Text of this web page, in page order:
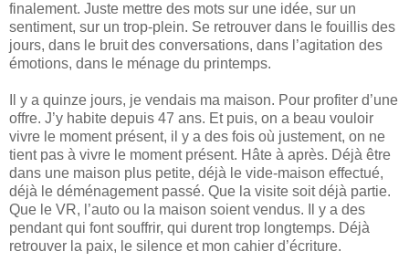
finalement. Juste mettre des mots sur une idée, sur un
sentiment, sur un trop-plein. Se retrouver dans le fouillis des
jours, dans le bruit des conversations, dans l’agitation des
émotions, dans le ménage du printemps.
Il y a quinze jours, je vendais ma maison. Pour profiter d’une
offre. J’y habite depuis 47 ans. Et puis, on a beau vouloir
vivre le moment présent, il y a des fois où justement, on ne
tient pas à vivre le moment présent. Hâte à après. Déjà être
dans une maison plus petite, déjà le vide-maison effectué,
déjà le déménagement passé. Que la visite soit déjà partie.
Que le VR, l’auto ou la maison soient vendus. Il y a des
pendant qui font souffrir, qui durent trop longtemps. Déjà
retrouver la paix, le silence et mon cahier d’écriture.